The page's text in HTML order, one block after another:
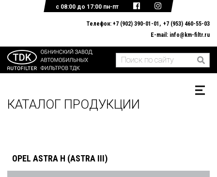
Телефон: +7 (902) 390-01-01
+7 (953) 460-55-03
E-mail: info@km-filtr.ru
с 08:00 до 17:00 пн-пт
ГЛАВНАЯ
О КОМПАНИИ
КАТАЛОГ ПРОДУКЦИИ
ДОКУМЕНТЫ
ОБРАТНАЯ СВЯЗЬ
КАТАЛОГ ПРОДУКЦИИ
OPEL ASTRA H (ASTRA III)